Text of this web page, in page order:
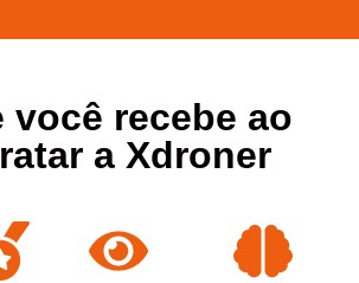
você recebe ao
a Xdroner